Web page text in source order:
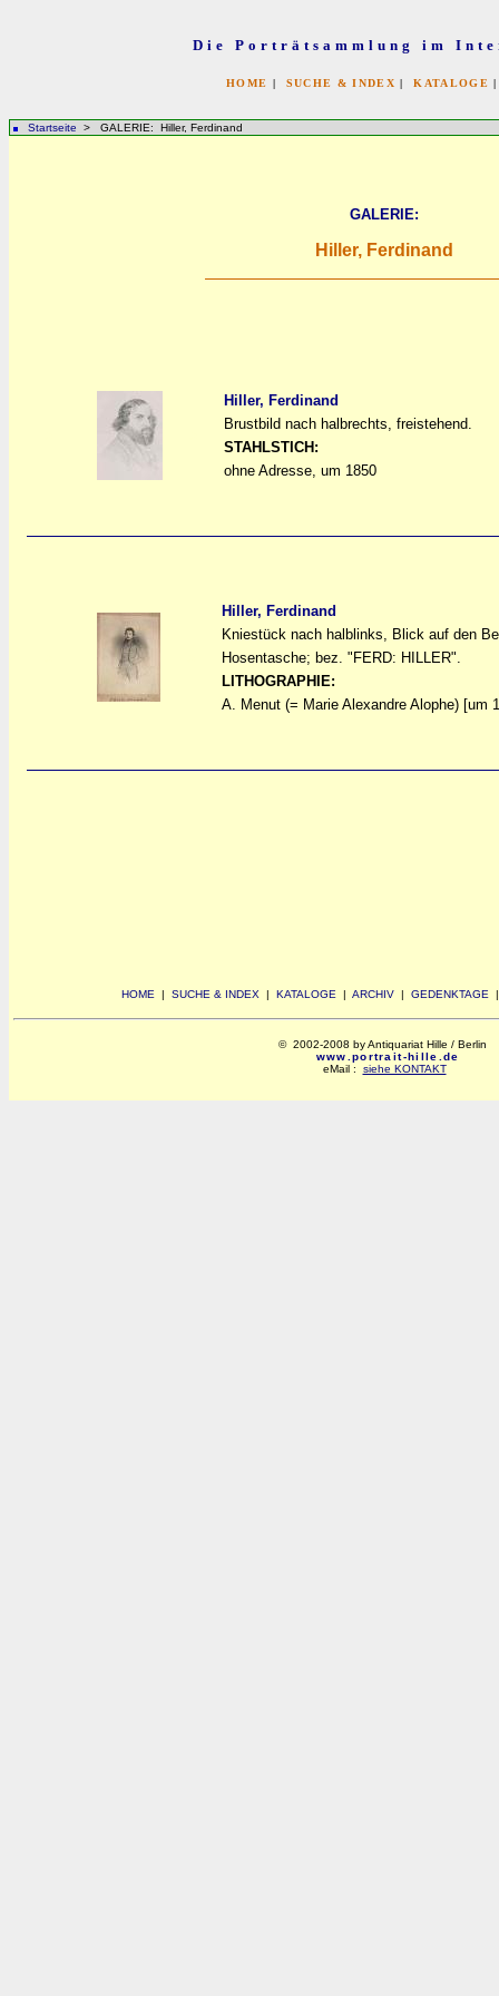
Die Porträtsammlung im
HOME | SUCHE & INDEX |KATALOGE
Startseite > GALERIE: Hiller, Ferdinand
GALERIE:
Hiller, Ferdinand
Hiller, Ferdinand
Brustbild nach halbrechts, freistehend.
STAHLSTICH:
ohne Adresse, um 1850
Hiller, Ferdinand
Kniestück nach halblinks, Blick auf den
Hosentasche; bez. "FERD: HILLER".
LITHOGRAPHIE:
A. Menut (= Marie Alexandre Alophe) [um
HOME | SUCHE & INDEX | KATALOGE | ARCHIV | GEDENKTAGE
© 2002-2008 by Antiquariat Hille / Berlin
www.portrait-hille.de
eMail : siehe KONTAKT